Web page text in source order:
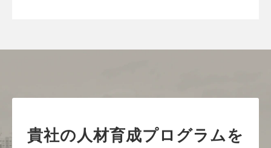
貴社の人材育成プログラムを